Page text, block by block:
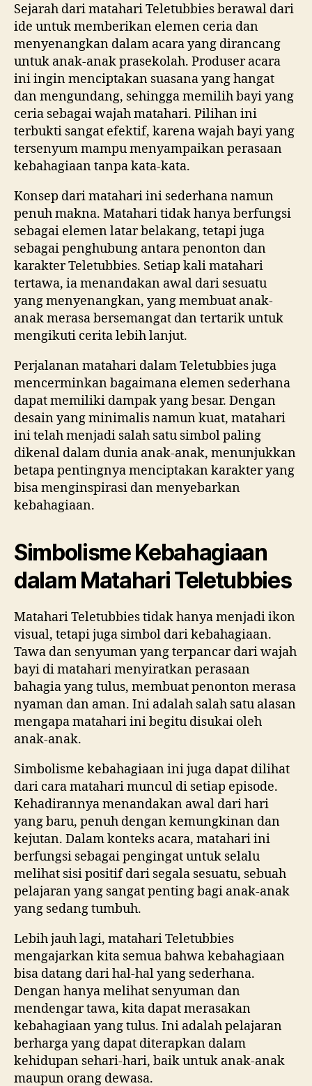
Sejarah dari matahari Teletubbies berawal dari
ide untuk memberikan elemen ceria dan
menyenangkan dalam acara yang dirancang
untuk anak-anak prasekolah. Produser acara
ini ingin menciptakan suasana yang hangat
dan mengundang, sehingga memilih bayi yang
ceria sebagai wajah matahari. Pilihan ini
terbukti sangat efektif, karena wajah bayi yang
tersenyum mampu menyampaikan perasaan
kebahagiaan tanpa kata-kata.
Konsep dari matahari ini sederhana namun
penuh makna. Matahari tidak hanya berfungsi
sebagai elemen latar belakang, tetapi juga
sebagai penghubung antara penonton dan
karakter Teletubbies. Setiap kali matahari
tertawa, ia menandakan awal dari sesuatu
yang menyenangkan, yang membuat anak-
anak merasa bersemangat dan tertarik untuk
mengikuti cerita lebih lanjut.
Perjalanan matahari dalam Teletubbies juga
mencerminkan bagaimana elemen sederhana
dapat memiliki dampak yang besar. Dengan
desain yang minimalis namun kuat, matahari
ini telah menjadi salah satu simbol paling
dikenal dalam dunia anak-anak, menunjukkan
betapa pentingnya menciptakan karakter yang
bisa menginspirasi dan menyebarkan
kebahagiaan.
Simbolisme Kebahagiaan
dalam Matahari Teletubbies
Matahari Teletubbies tidak hanya menjadi ikon
visual, tetapi juga simbol dari kebahagiaan.
Tawa dan senyuman yang terpancar dari wajah
bayi di matahari menyiratkan perasaan
bahagia yang tulus, membuat penonton merasa
nyaman dan aman. Ini adalah salah satu alasan
mengapa matahari ini begitu disukai oleh
anak-anak.
Simbolisme kebahagiaan ini juga dapat dilihat
dari cara matahari muncul di setiap episode.
Kehadirannya menandakan awal dari hari
yang baru, penuh dengan kemungkinan dan
kejutan. Dalam konteks acara, matahari ini
berfungsi sebagai pengingat untuk selalu
melihat sisi positif dari segala sesuatu, sebuah
pelajaran yang sangat penting bagi anak-anak
yang sedang tumbuh.
Lebih jauh lagi, matahari Teletubbies
mengajarkan kita semua bahwa kebahagiaan
bisa datang dari hal-hal yang sederhana.
Dengan hanya melihat senyuman dan
mendengar tawa, kita dapat merasakan
kebahagiaan yang tulus. Ini adalah pelajaran
berharga yang dapat diterapkan dalam
kehidupan sehari-hari, baik untuk anak-anak
maupun orang dewasa.